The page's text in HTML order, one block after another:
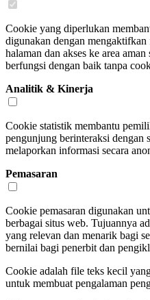
Cookie yang diperlukan
digunakan dengan mengaktifkan
halaman dan akses ke area
berfungsi dengan baik tanpa
Analitik & Kinerja
Cookie statistik membantu
pengunjung berinteraksi dengan
melaporkan informasi secara
Pemasaran
Cookie pemasaran digunakan
berbagai situs web. Tujuannya
yang relevan dan menarik bagi
bernilai bagi penerbit dan
Cookie adalah file teks kecil
untuk membuat pengalaman